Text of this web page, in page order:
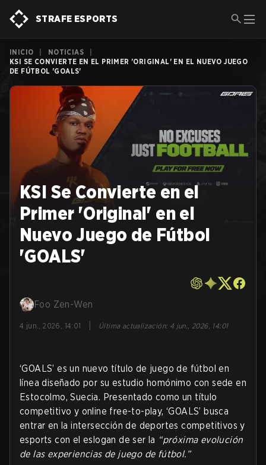
STRAFE ESPORTS
INICIO NOTICIAS
KSI SE CONVIERTE EN EL PRIMER 'ORIGINAL' EN EL NUEVO JUEGO
DE FÚTBOL 'GOALS'
KSI Se Convierte en el
Primer 'Original' en el
Nuevo Juego de Fútbol
'GOALS'
Foo Zen-Wen
4 jun., 2026, 14:01 Última actualización: 4 jun., 2026, 14:01
‘GOALS’ es un nuevo título de juego de fútbol en
línea diseñado por su estudio homónimo con sede en
Estocolmo, Suecia. Presentado como un título
competitivo y online free-to-play, ‘GOALS’ busca
entrar en la intersección de deportes competitivos y
esports con el eslogan de ser la “próxima evolución
de las experiencias de juego de fútbol.”